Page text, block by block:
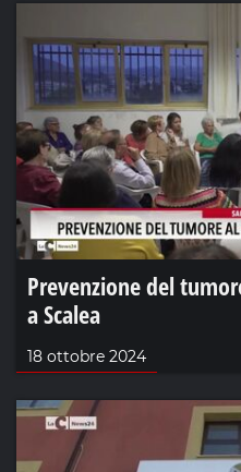
Prevenzione del
a Scalea
18 ottobre 2024